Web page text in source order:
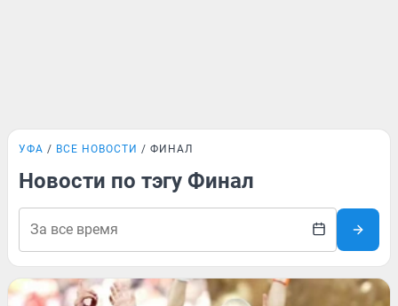
УФА ВСЕ НОВОСТИ ФИНАЛ
Новости по тэгу Финал